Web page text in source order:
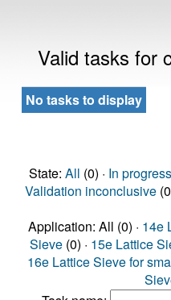
Valid tasks for
No tasks to display
State: All (0) · In progress
Validation inconclusive
Application: All (0) · 14e
Sieve (0) · 15e Lattice
16e Lattice Sieve for